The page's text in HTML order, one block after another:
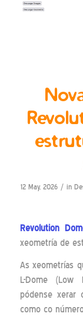
12 May, 2026 / in
Revolution
xeometría de
As xeometrías
L-Dome
pódense xerar
como co